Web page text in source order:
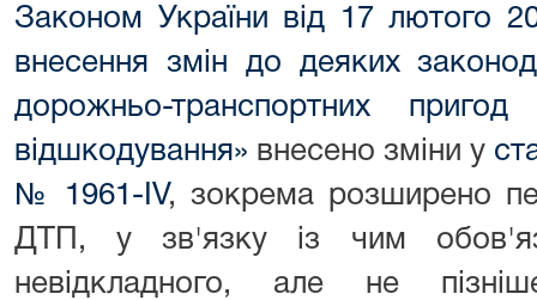
Законом України від 17
внесення змін до деяких
дорожньо-транспортних
відшкодування» внесено зміни у
№ 1961-IV, зокрема розширено
ДТП, у зв'язку із чим
невідкладного, але не